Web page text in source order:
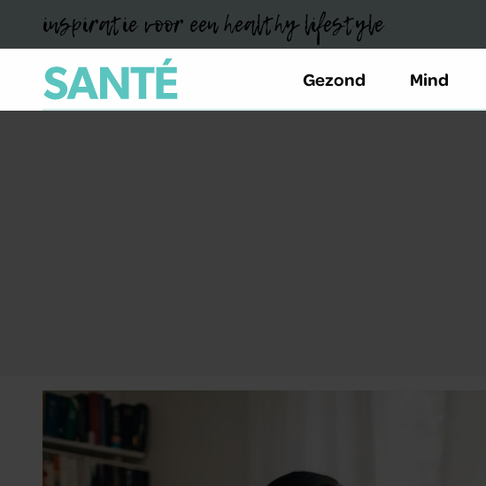
inspiratie voor een healthy lifestyle
Gezond Mind